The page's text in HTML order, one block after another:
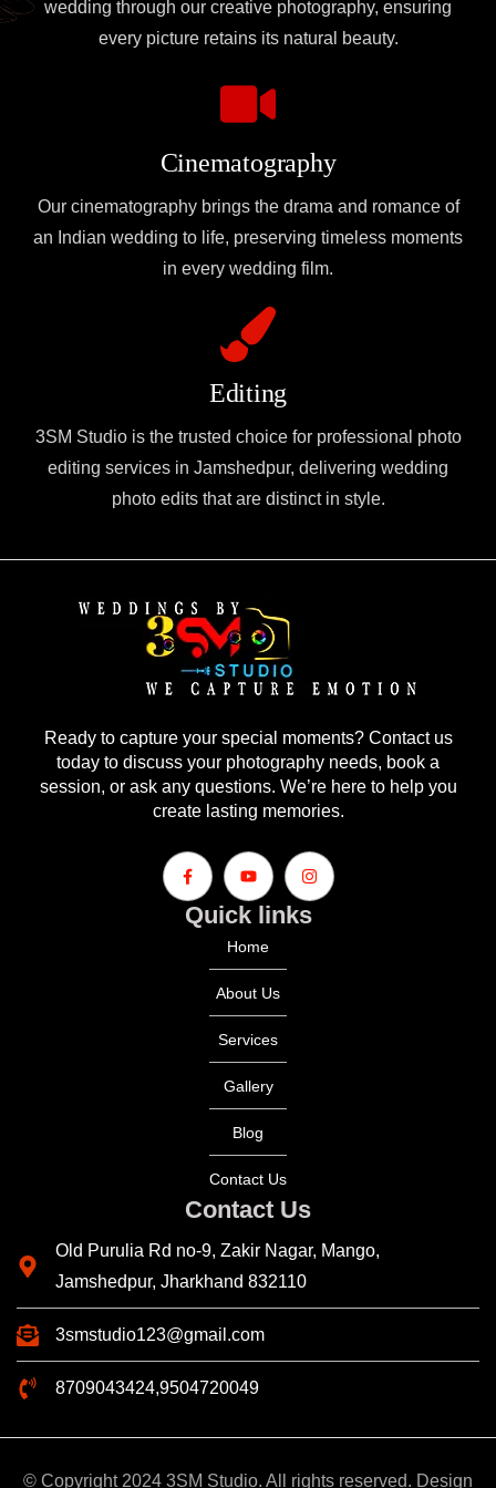
wedding through our creative photography, ensuring
every picture retains its natural beauty.
Cinematography
Our cinematography brings the drama and romance of
an Indian wedding to life, preserving timeless moments
in every wedding film.
Editing
3SM Studio is the trusted choice for professional photo
editing services in Jamshedpur, delivering wedding
photo edits that are distinct in style.
Quick links
Home
About Us
Services
Gallery
Blog
Contact Us
Ready to capture your special moments? Contact us
today to discuss your photography needs, book a
session, or ask any questions. We’re here to help you
create lasting memories.
Contact Us
Old Purulia Rd no-9, Zakir Nagar, Mango,
Jamshedpur, Jharkhand 832110
3smstudio123@gmail.com
8709043424,9504720049
© Copyright 2024 3SM Studio. All rights reserved. Design